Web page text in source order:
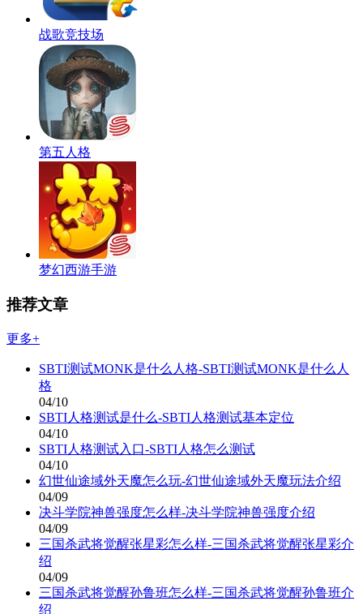
战歌竞技场
第五人格
梦幻西游手游
推荐文章
更多+
SBTI测试MONK是什么人格-SBTI测试MONK是什么人
格
04/10
SBTI人格测试是什么-SBTI人格测试基本定位
04/10
SBTI人格测试入口-SBTI人格怎么测试
04/10
幻世仙途域外天魔怎么玩-幻世仙途域外天魔玩法介绍
04/09
决斗学院神兽强度怎么样-决斗学院神兽强度介绍
04/09
三国杀武将觉醒张星彩怎么样-三国杀武将觉醒张星彩介
绍
04/09
三国杀武将觉醒孙鲁班怎么样-三国杀武将觉醒孙鲁班介
绍